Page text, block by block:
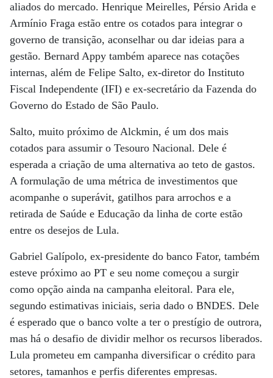
aliados do mercado. Henrique Meirelles, Pérsio Arida e
Armínio Fraga estão entre os cotados para integrar o
governo de transição, aconselhar ou dar ideias para a
gestão. Bernard Appy também aparece nas cotações
internas, além de Felipe Salto, ex-diretor do Instituto
Fiscal Independente (IFI) e ex-secretário da Fazenda do
Governo do Estado de São Paulo.
Salto, muito próximo de Alckmin, é um dos mais
cotados para assumir o Tesouro Nacional. Dele é
esperada a criação de uma alternativa ao teto de gastos.
A formulação de uma métrica de investimentos que
acompanhe o superávit, gatilhos para arrochos e a
retirada de Saúde e Educação da linha de corte estão
entre os desejos de Lula.
Gabriel Galípolo, ex-presidente do banco Fator, também
esteve próximo ao PT e seu nome começou a surgir
como opção ainda na campanha eleitoral. Para ele,
segundo estimativas iniciais, seria dado o BNDES. Dele
é esperado que o banco volte a ter o prestígio de outrora,
mas há o desafio de dividir melhor os recursos liberados.
Lula prometeu em campanha diversificar o crédito para
setores, tamanhos e perfis diferentes empresas.